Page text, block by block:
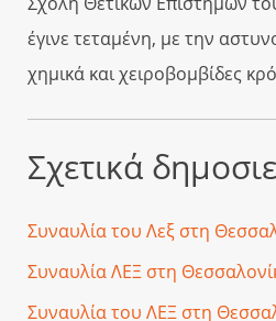
έγινε τεταμένη, με την
χημικά και χειροβομβίδες
Σχετικά
Συναυλία του Λεξ στη
Συναυλία ΛΕΞ στη
Συναυλία του ΛΕΞ στη